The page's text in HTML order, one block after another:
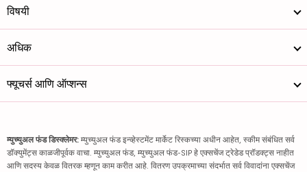
विषयी
अधिक
फ्यूचर्स आणि ऑप्शन्स
म्युच्युअल फंड डिस्क्लेमर: म्युच्युअल फंड इन्व्हेस्टमेंट मार्केट रिस्कच्या अधीन आहेत, स्कीम संबंधित सर्व
डॉक्युमेंट्स काळजीपूर्वक वाचा. म्युच्युअल फंड, म्युच्युअल फंड-SIP हे एक्सचेंज ट्रेडेड प्रॉडक्ट्स नाहीत
आणि सदस्य केवळ वितरक म्हणून काम करीत आहे. वितरण उपक्रमाच्या संदर्भात सर्व विवादांना एक्सचेंज